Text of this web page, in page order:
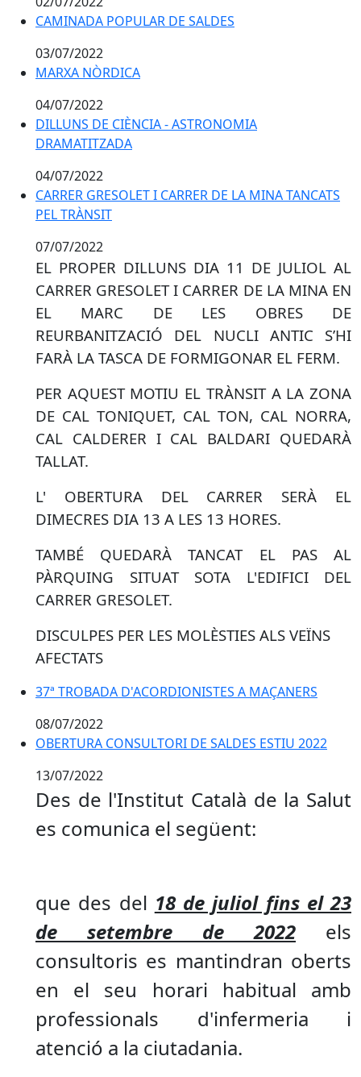
CAMINADA POPULAR DE SALDES
CAMINADA POPULAR DE SALDES
03/07/2022
MARXA NÒRDICA
MARXA NÒRDICA
04/07/2022
DILLUNS DE CIÈNCIA - ASTRONOMIA DRAMATITZADA
DILLUNS DE CIÈNCIA - ASTRONOMIA
DRAMATITZADA
04/07/2022
CARRER GRESOLET I CARRER DE LA MINA TANCATS
PEL TRÀNSIT
07/07/2022
EL PROPER DILLUNS DIA 11 DE JULIOL AL
CARRER GRESOLET I CARRER DE LA MINA EN
EL MARC DE LES OBRES DE
REURBANITZACIÓ DEL NUCLI ANTIC S’HI
FARÀ LA TASCA DE FORMIGONAR EL FERM.
PER AQUEST MOTIU EL TRÀNSIT A LA ZONA
DE CAL TONIQUET, CAL TON, CAL NORRA,
CAL CALDERER I CAL BALDARI QUEDARÀ
TALLAT.
L' OBERTURA DEL CARRER SERÀ EL
DIMECRES DIA 13 A LES 13 HORES.
TAMBÉ QUEDARÀ TANCAT EL PAS AL
PÀRQUING SITUAT SOTA L'EDIFICI DEL
CARRER GRESOLET.
DISCULPES PER LES MOLÈSTIES ALS VEÏNS
AFECTATS
37ª TROBADA D'ACORDIONISTES A MAÇANERS
37ª TROBADA D'ACORDIONISTES A MAÇANERS
08/07/2022
OBERTURA CONSULTORI DE SALDES ESTIU 2022
13/07/2022
Des de l'Institut Català de la Salut
es comunica el següent:
que des del 18 de juliol fins el 23
de setembre de 2022 els
consultoris es mantindran oberts
en el seu horari habitual amb
professionals d'infermeria i
atenció a la ciutadania.